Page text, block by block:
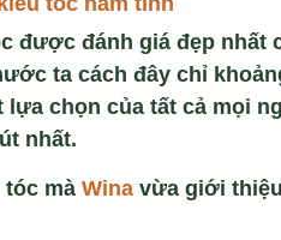
được đánh giá đẹp nhất
ta cách đây chỉ
chọn của tất cả mọi
nhất.
mà Wina vừa giới